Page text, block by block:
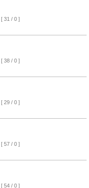
[ 31 / 0 ]
[ 38 / 0 ]
[ 29 / 0 ]
[ 57 / 0 ]
[ 54 / 0 ]